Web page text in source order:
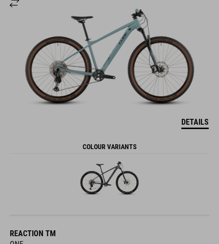
DETAILS
COLOUR VARIANTS
REACTION TM